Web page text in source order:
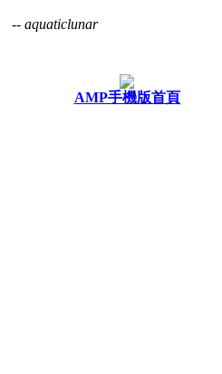
-- aquaticlunar
AMP手機版首頁